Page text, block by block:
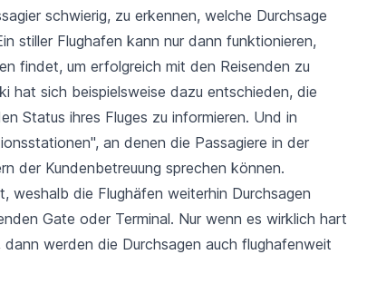
schwierig, zu erkennen, welche Durchsage
stiller Flughafen kann nur dann funktionieren,
findet, um erfolgreich mit den Reisenden zu
hat sich beispielsweise dazu entschieden, die
Status ihres Fluges zu informieren. Und in
an denen die Passagiere in der
der Kundenbetreuung sprechen können.
weshalb die Flughäfen weiterhin Durchsagen
Gate oder Terminal. Nur wenn es wirklich hart
werden die Durchsagen auch flughafenweit